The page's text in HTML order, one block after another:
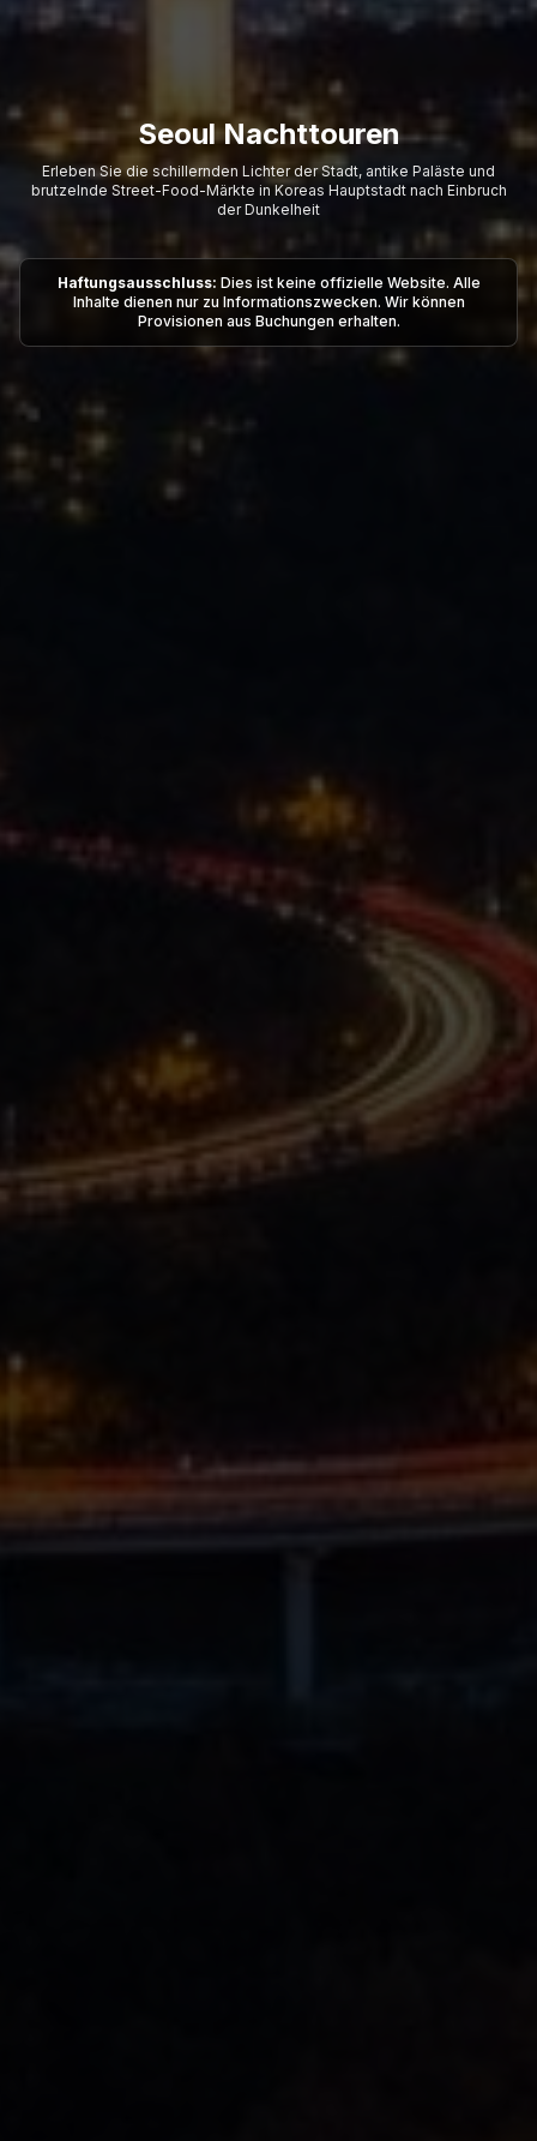
Seoul Nachttouren
Erleben Sie die schillernden Lichter der Stadt, antike Paläste und
brutzelnde Street-Food-Märkte in Koreas Hauptstadt nach Einbruch
der Dunkelheit
Haftungsausschluss: Dies ist keine offizielle Website. Alle
Inhalte dienen nur zu Informationszwecken. Wir können
Provisionen aus Buchungen erhalten.